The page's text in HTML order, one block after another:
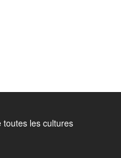
toutes les cultures